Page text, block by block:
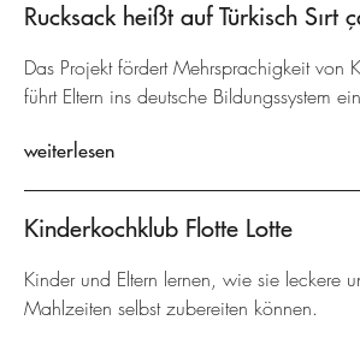
Rucksack heißt auf Türkisch Sırt
Das Projekt fördert Mehrsprachigkeit von
führt Eltern ins deutsche Bildungssystem
weiterlesen
Kinderkochklub Flotte Lotte
Kinder und Eltern lernen, wie sie leckere
Mahlzeiten selbst zubereiten können.